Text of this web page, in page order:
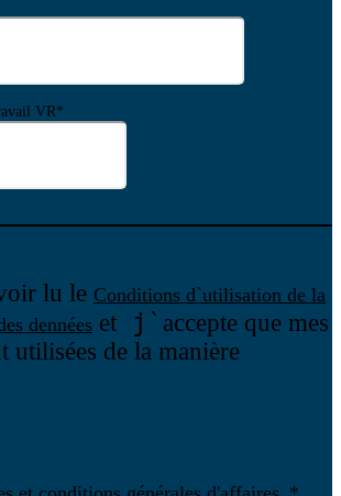
VR*
lu le Conditions d`utilisation de la
dennées et j` accepte que mes
utilisées de la manière